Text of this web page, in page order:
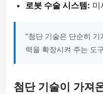
로봇 수술 시스템: 미
“첨단 기술은 단순히
력을 확장시켜 주는 도
첨단 기술이 가져